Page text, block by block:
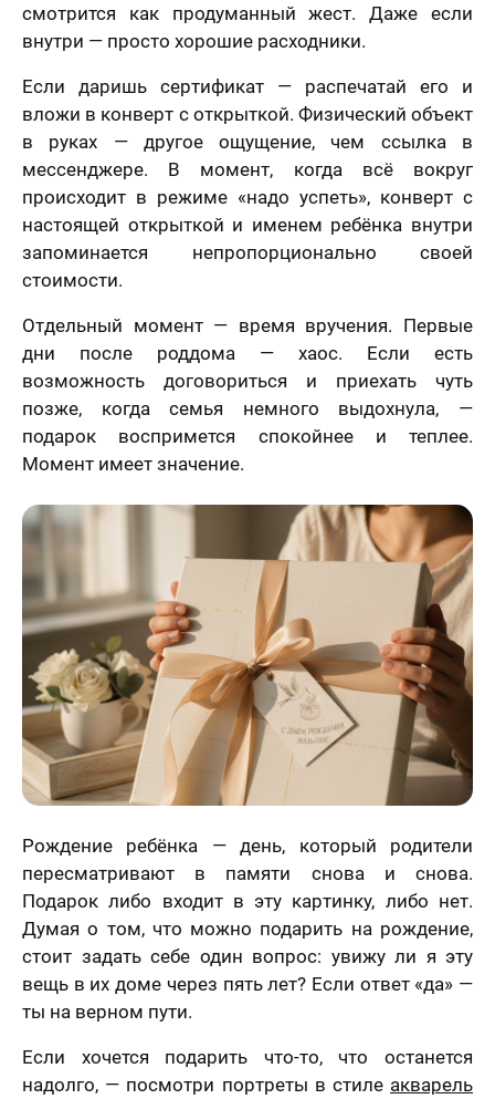
смотрится как продуманный жест. Даже если
внутри — просто хорошие расходники.
Если даришь сертификат — распечатай его и
вложи в конверт с открыткой. Физический объект
в руках — другое ощущение, чем ссылка в
мессенджере. В момент, когда всё вокруг
происходит в режиме «надо успеть», конверт с
настоящей открыткой и именем ребёнка внутри
запоминается непропорционально своей
стоимости.
Отдельный момент — время вручения. Первые
дни после роддома — хаос. Если есть
возможность договориться и приехать чуть
позже, когда семья немного выдохнула, —
подарок воспримется спокойнее и теплее.
Момент имеет значение.
Рождение ребёнка — день, который родители
пересматривают в памяти снова и снова.
Подарок либо входит в эту картинку, либо нет.
Думая о том, что можно подарить на рождение,
стоит задать себе один вопрос: увижу ли я эту
вещь в их доме через пять лет? Если ответ «да» —
ты на верном пути.
Если хочется подарить что-то, что останется
надолго, — посмотри портреты в стиле акварель